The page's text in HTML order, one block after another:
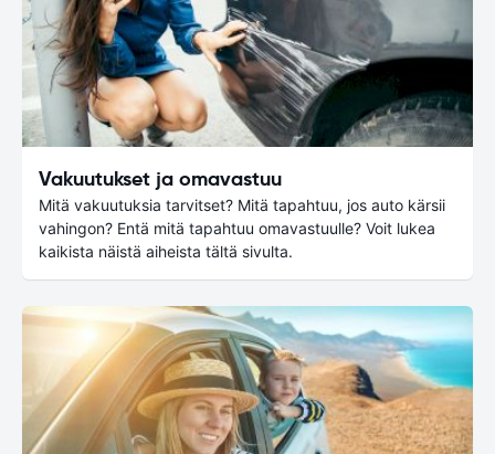
Vakuutukset ja omavastuu
Mitä vakuutuksia tarvitset? Mitä tapahtuu, jos auto kärsii
vahingon? Entä mitä tapahtuu omavastuulle? Voit lukea
kaikista näistä aiheista tältä sivulta.